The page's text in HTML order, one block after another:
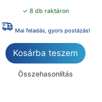
✓ 8 db raktáron
Mai feladás, gyors postázás!
Kosárba teszem
Összehasonlítás